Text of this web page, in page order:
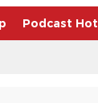
Podcast Hot